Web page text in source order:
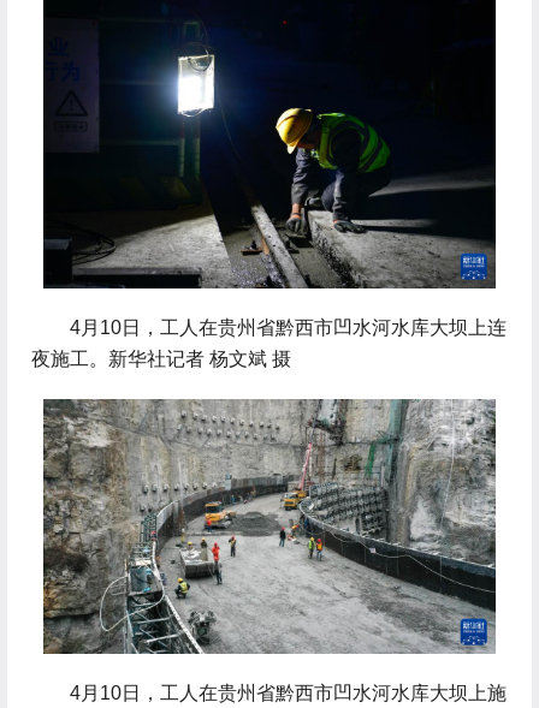
4月10日，工人在贵州省黔西市凹水河水库大坝上连
夜施工。新华社记者 杨文斌 摄
4月10日，工人在贵州省黔西市凹水河水库大坝上施